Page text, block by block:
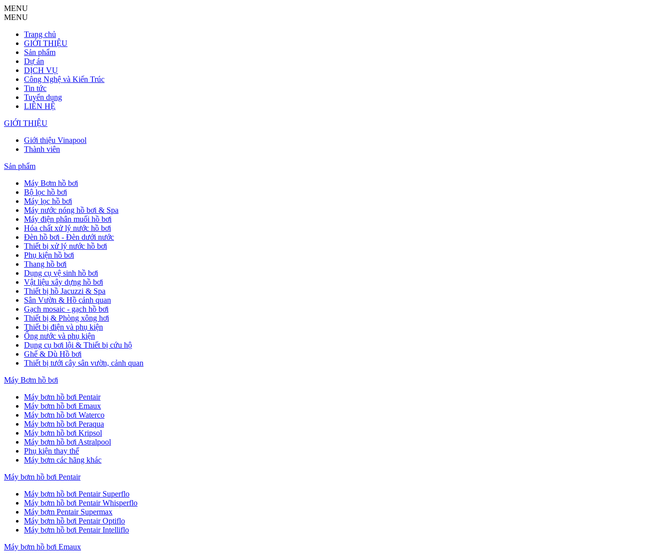
MENU
MENU
Trang chủ
GIỚI THIỆU
Sản phẩm
Dự án
DỊCH VỤ
Công Nghệ và Kiến Trúc
Tin tức
Tuyển dụng
LIÊN HỆ
GIỚI THIỆU
Giới thiệu Vinapool
Thành viên
Sản phẩm
Máy Bơm hồ bơi
Bộ lọc hồ bơi
Máy lọc hồ bơi
Máy nước nóng hồ bơi & Spa
Máy điện phân muối hồ bơi
Hóa chất xử lý nước hồ bơi
Đèn hồ bơi - Đèn dưới nước
Thiết bị xử lý nước hồ bơi
Phụ kiện hồ bơi
Thang hồ bơi
Dụng cụ vệ sinh hồ bơi
Vật liệu xây dựng hồ bơi
Thiết bị hồ Jacuzzi & Spa
Sân Vườn & Hồ cảnh quan
Gạch mosaic - gạch hồ bơi
Thiết bị & Phòng xông hơi
Thiết bị điện và phụ kiện
Ống nước và phụ kiện
Dụng cụ bơi lội & Thiết bị cứu hộ
Ghế & Dù Hồ bơi
Thiết bị tưới cây sân vườn, cảnh quan
Máy Bơm hồ bơi
Máy bơm hồ bơi Pentair
Máy bơm hồ bơi Emaux
Máy bơm hồ bơi Waterco
Máy bơm hồ bơi Peraqua
Máy bơm hồ bơi Kripsol
Máy bơm hồ bơi Astralpool
Phụ kiện thay thế
Máy bơm các hãng khác
Máy bơm hồ bơi Pentair
Máy bơm hồ bơi Pentair Superflo
Máy bơm hồ bơi Pentair Whisperflo
Máy bơm Pentair Supermax
Máy bơm hồ bơi Pentair Optiflo
Máy bơm hồ bơi Pentair Intelliflo
Máy bơm hồ bơi Emaux